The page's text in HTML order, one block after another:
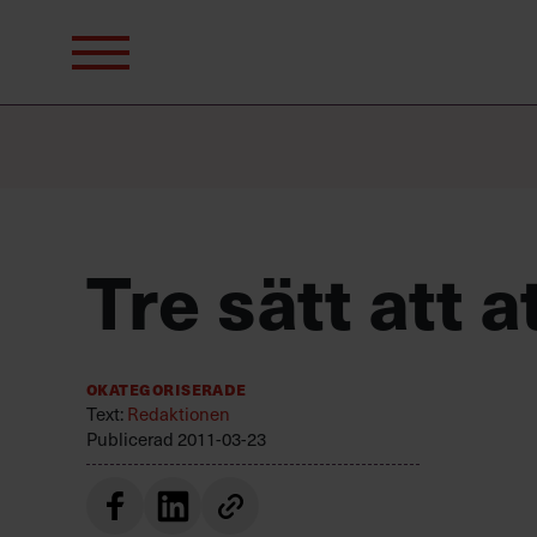
efter:
Tre sätt att
Okategoriserade
Text:Redaktionen
Publicerad 2011-03-23